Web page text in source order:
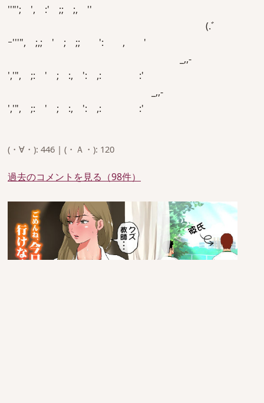
''"'; ', :' ;; ;, ''
(.ﾞ
ｰ'''", ;,; ' ; ;; ': , '
_,,-
','", ;: ' ; :, ': ,: :'
_,,-
','", ;: ' ; :, ': ,: :'
(・∀・): 446 | (・Ａ・): 120
過去のコメントを見る（98件）